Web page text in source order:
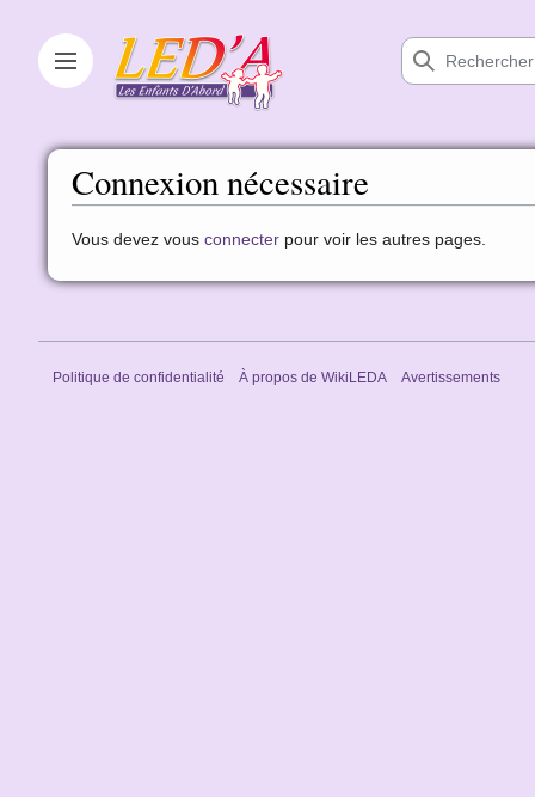
au
contenu
Afficher / masquer la barre latérale
Connexion nécessaire
Vous devez vous connecter pour voir les autres pages.
Politique de confidentialité À propos de WikiLEDA Avertissements